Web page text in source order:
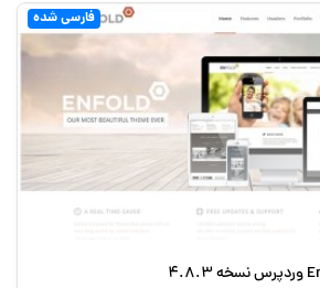
فارسی شده